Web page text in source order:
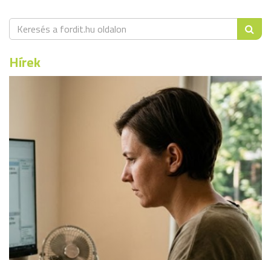
Hírek